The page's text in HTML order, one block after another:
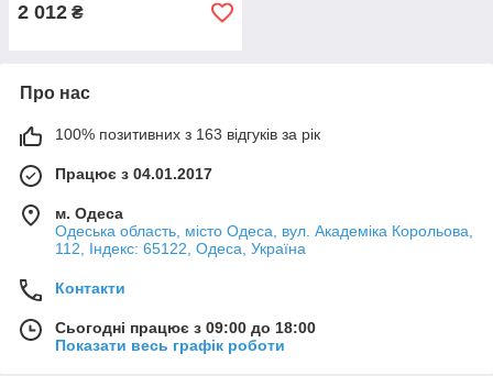
2 012 ₴
Про нас
100% позитивних з 163 відгуків за рік
Працює з 04.01.2017
м. Одеса
Одеська область, місто Одеса, вул. Академіка Корольова,
112, Індекс: 65122, Одеса, Україна
Контакти
Сьогодні працює з 09:00 до 18:00
Показати весь графік роботи